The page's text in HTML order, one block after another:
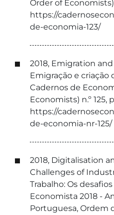
Order of Economists)
https://
de-economia-123/
2018, Emigration
Emigração e
Cadernos de
Economists) n.º 125,
https://
de-economia-nr-125/
2018, Digitalisation
Challenges of
Trabalho: Os
Economista 2018 -
Portuguesa, Ordem